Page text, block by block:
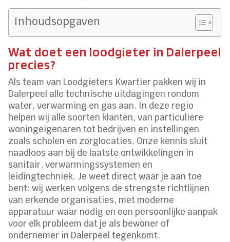
Inhoudsopgaven
Wat doet een loodgieter in Dalerpeel
precies?
Als team van Loodgieters Kwartier pakken wij in
Dalerpeel alle technische uitdagingen rondom
water, verwarming en gas aan. In deze regio
helpen wij alle soorten klanten, van particuliere
woningeigenaren tot bedrijven en instellingen
zoals scholen en zorglocaties. Onze kennis sluit
naadloos aan bij de laatste ontwikkelingen in
sanitair, verwarmingssystemen en
leidingtechniek. Je weet direct waar je aan toe
bent: wij werken volgens de strengste richtlijnen
van erkende organisaties, met moderne
apparatuur waar nodig en een persoonlijke aanpak
voor elk probleem dat je als bewoner of
ondernemer in Dalerpeel tegenkomt.